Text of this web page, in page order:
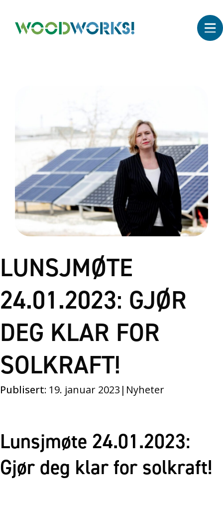
LUNSJMØTE
24.01.2023: GJØR
DEG KLAR FOR
SOLKRAFT!
Publisert: 19. januar 2023 | Nyheter
Lunsjmøte 24.01.2023:
Gjør deg klar for solkraft!